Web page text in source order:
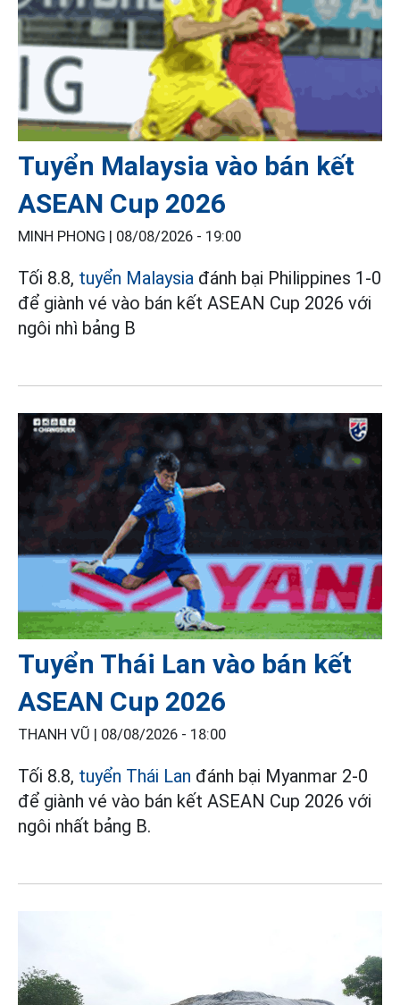
Tuyển Malaysia vào bán kết
ASEAN Cup 2026
MINH PHONG | 08/08/2026 - 19:00
Tối 8.8, tuyển Malaysia đánh bại Philippines 1-0
để giành vé vào bán kết ASEAN Cup 2026 với
ngôi nhì bảng B
Tuyển Thái Lan vào bán kết
ASEAN Cup 2026
THANH VŨ | 08/08/2026 - 18:00
Tối 8.8, tuyển Thái Lan đánh bại Myanmar 2-0
để giành vé vào bán kết ASEAN Cup 2026 với
ngôi nhất bảng B.